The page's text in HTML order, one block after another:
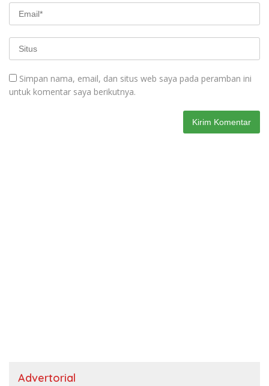
Simpan nama, email, dan situs web saya pada peramban ini
untuk komentar saya berikutnya.
Advertorial